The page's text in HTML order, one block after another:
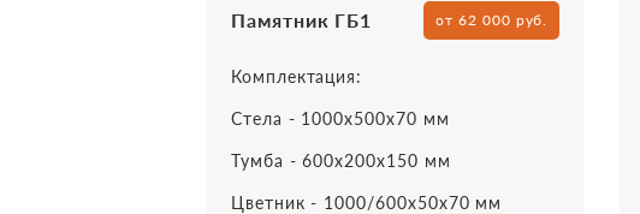
Памятник ГБ1 от 62 000 руб.
Комплектация:
Стела - 1000х500х70 мм
Тумба - 600х200х150 мм
Цветник - 1000/600х50х70 мм